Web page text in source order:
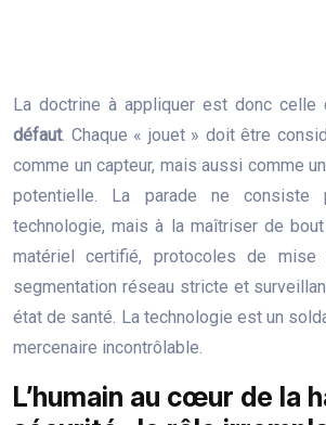
La doctrine à appliquer est donc celle
défaut. Chaque « jouet » doit être
comme un capteur, mais aussi comme
potentielle. La parade ne
technologie, mais à la maîtriser de
matériel certifié, protocoles de mise
segmentation réseau stricte et
état de santé. La technologie est un
mercenaire incontrôlable.
L’humain au cœur de la